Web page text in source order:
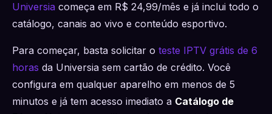
Universia começa em R$ 24,99/mês e já inclui todo o
catálogo, canais ao vivo e conteúdo esportivo.
Para começar, basta solicitar o teste IPTV grátis de 6
horas da Universia sem cartão de crédito. Você
configura em qualquer aparelho em menos de 5
minutos e já tem acesso imediato a Catálogo de